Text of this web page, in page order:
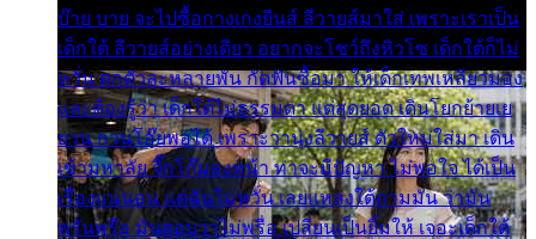
บ๊าย บาย จะไปซื้อกางเกงยีนส์ ลีวายส์มาใส่ เพราะเราเป็น
เด็กใต้ ลีวายส์อย่างเดียว อยากจะโชว์ถึงหิวโซ เด็กใต้ก็ไม่
หวั่น ตกตัวละหลายพัน กัดฟันซื้อมา ให้เด็กเทพเหลียวมอง
และต้องรู้ว่า เด็กใต้ไม่ธรรมดา แต่สุดยอด เดินโยกย้ายเย
ยวน กวนโอ๊ยพอได้ เพราะว่านุ่งลีวายส์ ตัวใหม่ใส่มา เดิน
เข้ามหาลัย จิ๊กโก๊มองหน้า ท่าจะมีปัญหา ไม่พอใจ ได้เป็น
เรื่องแน่นอน แต่ฉันไม่หวั่น เลยแหลงใต้ถามมัน ว่ามัน
พรั่นพรือ มันตอบว่าไม่พรื่อ เปลี่ยนเป็นยิ้มให้ เจอะเด็กใต้